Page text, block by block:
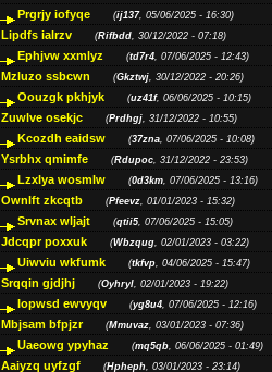
Prgrjy iofyqe (ij137, 05/06/2025 - 16:30)
Lipdfs ialrzv (Rifbdd, 30/12/2022 - 07:18)
Ephjvw xxmlyz (td7r4, 07/06/2025 - 12:43)
Mzluzo ssbcwn (Gkztwj, 30/12/2022 - 20:26)
Oouzgk pkhjyk (uz41f, 06/06/2025 - 10:15)
Zuwlve osekjc (Prdhgj, 31/12/2022 - 10:55)
Kcozdh eaidsw (37zna, 07/06/2025 - 10:08)
Ysrbhx qmimfe (Rdupoc, 31/12/2022 - 23:53)
Lzxlya wosmlw (0d3km, 07/06/2025 - 13:16)
Ownlft zkcqtb (Pfeevz, 01/01/2023 - 15:32)
Srvnax wljajt (qtii5, 07/06/2025 - 15:05)
Jdcqpr poxxuk (Wbzqug, 02/01/2023 - 03:22)
Uiwviu wkfumk (tkfvp, 04/06/2025 - 15:47)
Srqqin gjdjhj (Oyhryl, 02/01/2023 - 19:22)
Iopwsd ewvyqv (yg8u4, 07/06/2025 - 12:16)
Mbjsam bfpjzr (Mmuvaz, 03/01/2023 - 07:36)
Uaeowg ypyhaz (mq5qb, 06/06/2025 - 01:49)
Aaiyzq uyfzgf (Hpheph, 03/01/2023 - 23:14)